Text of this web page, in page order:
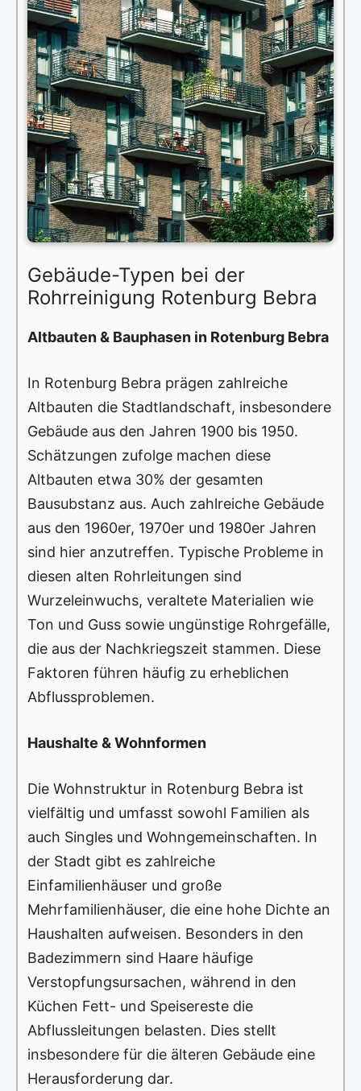
Gebäude-Typen bei der
Rohrreinigung Rotenburg Bebra
Altbauten & Bauphasen in Rotenburg Bebra
In Rotenburg Bebra prägen zahlreiche
Altbauten die Stadtlandschaft, insbesondere
Gebäude aus den Jahren 1900 bis 1950.
Schätzungen zufolge machen diese
Altbauten etwa 30% der gesamten
Bausubstanz aus. Auch zahlreiche Gebäude
aus den 1960er, 1970er und 1980er Jahren
sind hier anzutreffen. Typische Probleme in
diesen alten Rohrleitungen sind
Wurzeleinwuchs, veraltete Materialien wie
Ton und Guss sowie ungünstige Rohrgefälle,
die aus der Nachkriegszeit stammen. Diese
Faktoren führen häufig zu erheblichen
Abflussproblemen.
Haushalte & Wohnformen
Die Wohnstruktur in Rotenburg Bebra ist
vielfältig und umfasst sowohl Familien als
auch Singles und Wohngemeinschaften. In
der Stadt gibt es zahlreiche
Einfamilienhäuser und große
Mehrfamilienhäuser, die eine hohe Dichte an
Haushalten aufweisen. Besonders in den
Badezimmern sind Haare häufige
Verstopfungsursachen, während in den
Küchen Fett- und Speisereste die
Abflussleitungen belasten. Dies stellt
insbesondere für die älteren Gebäude eine
Herausforderung dar.